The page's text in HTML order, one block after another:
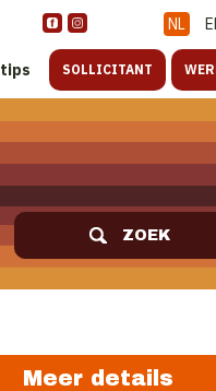
NL
tips SOLLICITANT
ZOEK
Meer details